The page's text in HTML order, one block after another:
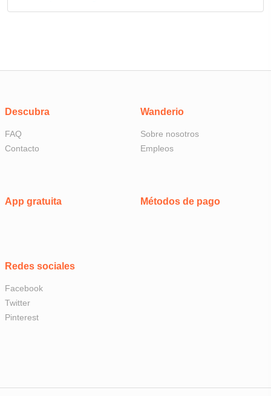
Descubra
FAQ
Contacto
Wanderio
Sobre nosotros
Empleos
App gratuita
Redes sociales
Facebook
Twitter
Pinterest
Métodos de pago